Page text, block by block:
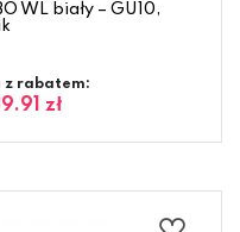
WL biały – GU10,
z rabatem:
zł